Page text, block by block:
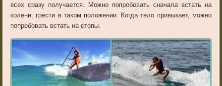
всех сразу получается. Можно попробовать сначала встать на
колени, грести в таком положении. Когда тело привыкает, можно
попробовать встать на стопы.